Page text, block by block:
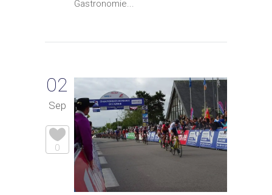
Gastronomie...
02
Sep
0